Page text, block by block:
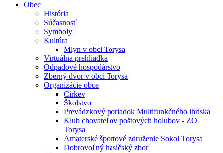
Obec
História
Súčasnosť
Symboly
Kultúra
Mlyn v obci Torysa
Virtuálna prehliadka
Odpadové hospodárstvo
Zberný dvor v obci Torysa
Organizácie obce
Cirkev
Školstvo
Prevádzkový poriadok Multifunkčného ihriska
Klub chovateľov poštových holubov - ZO
Torysa
Amaterské športové združenie Sokol Torysa
Dobrovoľný hasičský zbor